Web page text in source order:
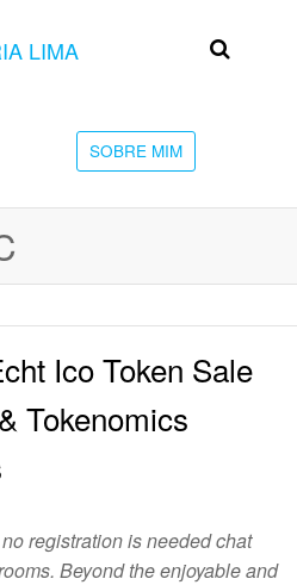
Professora
faculdade
SOBRE MIM
Ico Token Sale
Tokenomics
registration is needed chat
Beyond the enjoyable and